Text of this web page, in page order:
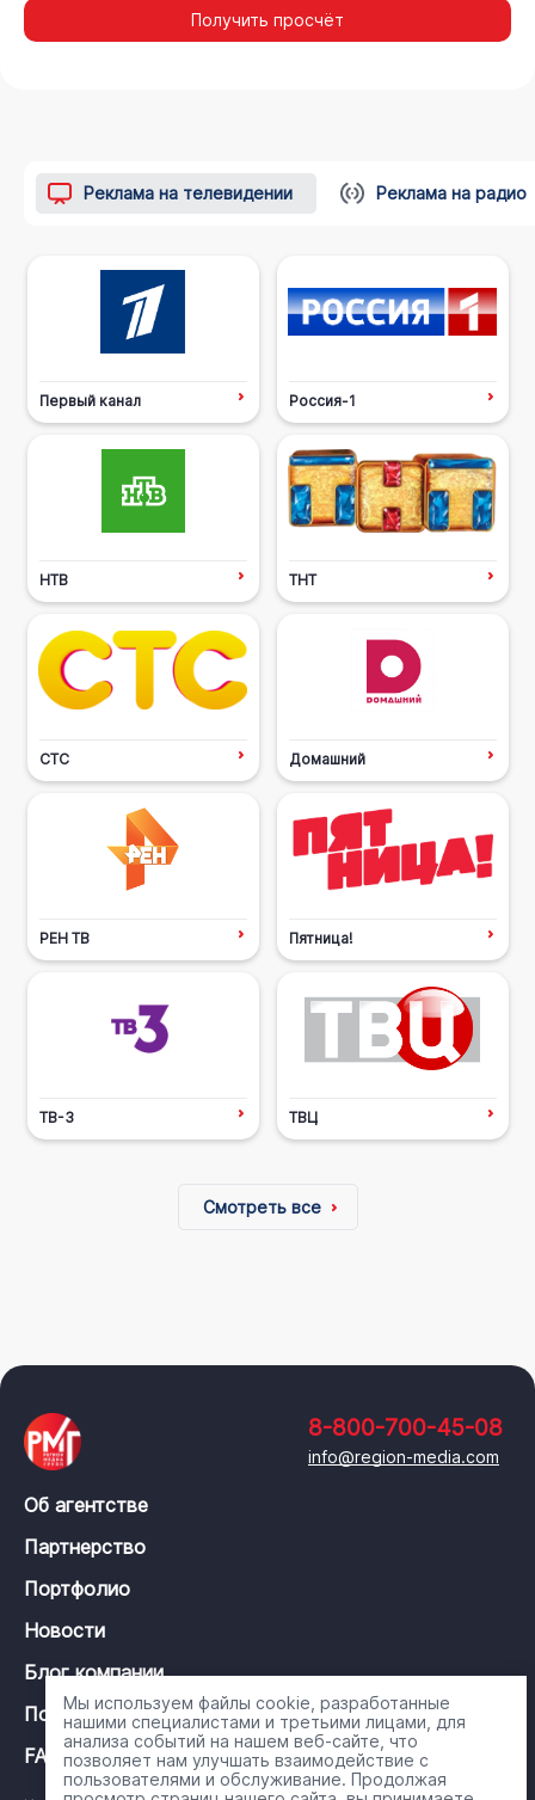
Получить просчёт
Реклама на телевидении Реклама на радио
Первый канал Россия-1
НТВ ТНТ
СТС Домашний
РЕН ТВ Пятница!
ТВ-3 ТВЦ
Смотреть все
8-800-700-45-08
info@region-media.com
Об агентстве
Партнерство
Портфолио
Новости
Блог компании
Политика конфиденциальности
FAQ
Мы используем файлы cookie, разработанные
нашими специалистами и третьими лицами, для
анализа событий на нашем веб-сайте, что
позволяет нам улучшать взаимодействие с
пользователями и обслуживание. Продолжая